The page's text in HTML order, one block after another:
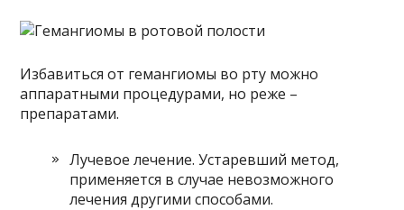
Избавиться от гемангиомы во рту можно
аппаратными процедурами, но реже –
препаратами.
Лучевое лечение. Устаревший метод,
применяется в случае невозможного
лечения другими способами.